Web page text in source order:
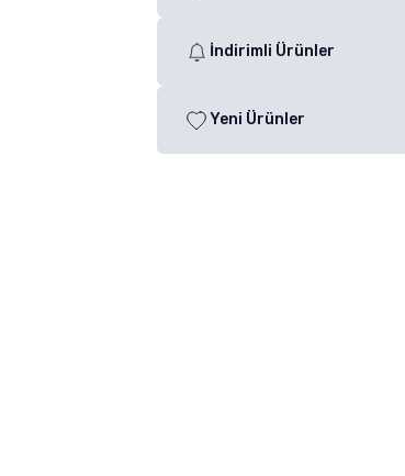
İndirimli Ürünler
Yeni Ürünler